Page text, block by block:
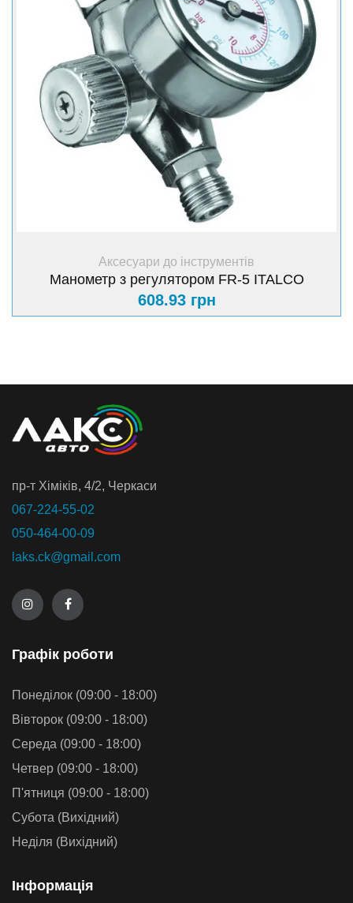
+ Купити
Аксесуари до інструментів
Манометр з регулятором FR-5 ITALCO
608.93 грн
пр-т Хiмiкiв, 4/2, Черкаси
067-224-55-02
050-464-00-09
laks.ck@gmail.com
Графiк роботи
Понеділок (09:00 - 18:00)
Вівторок (09:00 - 18:00)
Середа (09:00 - 18:00)
Четвер (09:00 - 18:00)
П'ятниця (09:00 - 18:00)
Субота (Вихідний)
Неділя (Вихідний)
Iнформацiя